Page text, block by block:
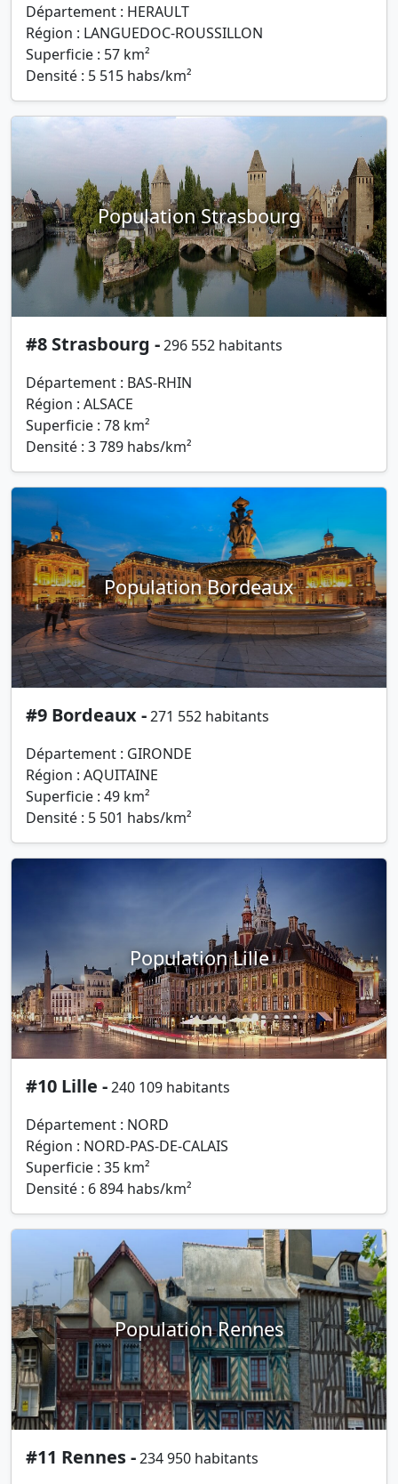
Département : HERAULT
Région : LANGUEDOC-ROUSSILLON
Superficie : 57 km²
Densité : 5 515 habs/km²
Population Strasbourg
#8 Strasbourg -296 552 habitants
Département : BAS-RHIN
Région : ALSACE
Superficie : 78 km²
Densité : 3 789 habs/km²
Population Bordeaux
#9 Bordeaux -271 552 habitants
Département : GIRONDE
Région : AQUITAINE
Superficie : 49 km²
Densité : 5 501 habs/km²
Population Lille
#10 Lille -240 109 habitants
Département : NORD
Région : NORD-PAS-DE-CALAIS
Superficie : 35 km²
Densité : 6 894 habs/km²
Population Rennes
#11 Rennes -234 950 habitants